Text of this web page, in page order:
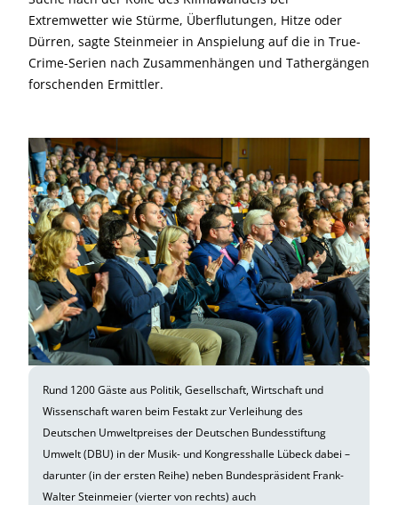
Extremwetter wie Stürme, Überflutungen, Hitze oder
Dürren, sagte Steinmeier in Anspielung auf die in True-
Crime-Serien nach Zusammenhängen und Tathergängen
forschenden Ermittler.
Rund 1200 Gäste aus Politik, Gesellschaft, Wirtschaft und
Wissenschaft waren beim Festakt zur Verleihung des
Deutschen Umweltpreises der Deutschen Bundesstiftung
Umwelt (DBU) in der Musik- und Kongresshalle Lübeck dabei –
darunter (in der ersten Reihe) neben Bundespräsident Frank-
Walter Steinmeier (vierter von rechts) auch